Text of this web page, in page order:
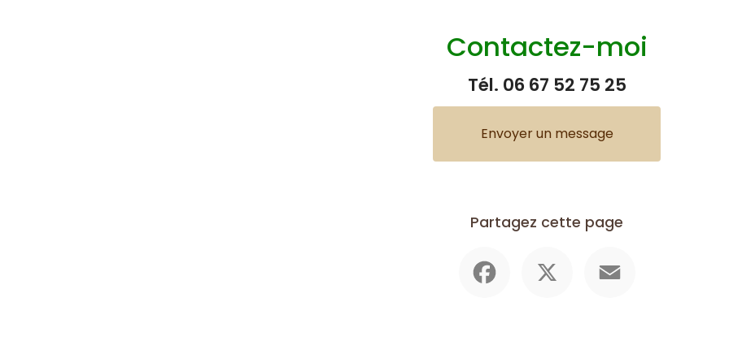
Contactez-moi
Tél. 06 67 52 75 25
Envoyer un message
Partagez cette page